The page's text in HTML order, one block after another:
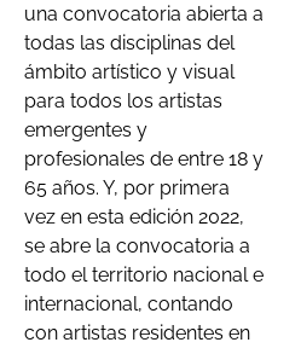
una convocatoria abierta a
todas las disciplinas del
ámbito artístico y visual
para todos los artistas
emergentes y
profesionales de entre 18 y
65 años. Y, por primera
vez en esta edición 2022,
se abre la convocatoria a
todo el territorio nacional e
internacional, contando
con artistas residentes en